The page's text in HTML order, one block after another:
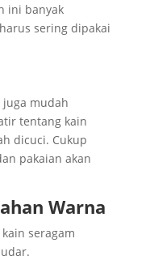
ini banyak
sering dipakai
juga mudah
tentang kain
dicuci. Cukup
pakaian akan
Warna
seragam